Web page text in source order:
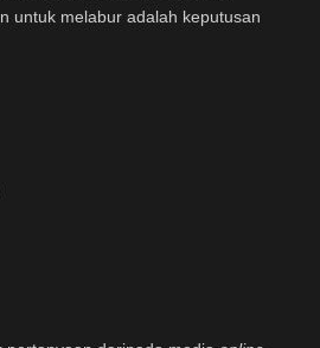
untuk melabur adalah keputusan